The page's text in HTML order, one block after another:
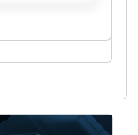
GME
GME